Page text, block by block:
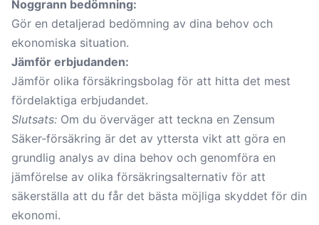
Noggrann bedömning:
Gör en detaljerad bedömning av dina behov och
ekonomiska situation.
Jämför erbjudanden:
Jämför olika försäkringsbolag för att hitta det mest
fördelaktiga erbjudandet.
Slutsats: Om du överväger att teckna en Zensum
Säker-försäkring är det av yttersta vikt att göra en
grundlig analys av dina behov och genomföra en
jämförelse av olika försäkringsalternativ för att
säkerställa att du får det bästa möjliga skyddet för din
ekonomi.